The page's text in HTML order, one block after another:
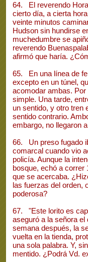
64. El reverendo
cierto día, a cierta
veinte minutos
Hudson sin hundirse
muchedumbre se
reverendo
afirmó que haría.
65. En una línea de
excepto en un túnel,
acomodar ambas. Por
simple. Una tarde,
un sentido, y otro tren
sentido contrario.
embargo, no llegaron
66. Un preso fugado
comarcal cuando vio
policía. Aunque la
bosque, echó a correr
que se acercaba.
las fuerzas del orden,
poderosa?
67. "Este lorito es
aseguró a la señora el
semana después, la
vuelta en la tienda,
una sola palabra. Y,
mentido. ¿Podrá Vd.